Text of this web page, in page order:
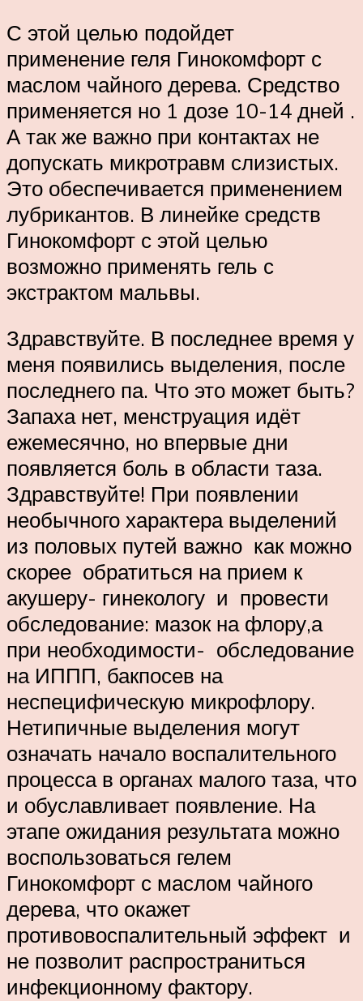
С этой целью подойдет
применение геля Гинокомфорт с
маслом чайного дерева. Средство
применяется но 1 дозе 10-14 дней .
А так же важно при контактах не
допускать микротравм слизистых.
Это обеспечивается применением
лубрикантов. В линейке средств
Гинокомфорт с этой целью
возможно применять гель с
экстрактом мальвы.
Здравствуйте. В последнее время у
меня появились выделения, после
последнего па. Что это может быть?
Запаха нет, менструация идёт
ежемесячно, но впервые дни
появляется боль в области таза.
Здравствуйте! При появлении
необычного характера выделений
из половых путей важно как можно
скорее обратиться на прием к
акушеру- гинекологу и провести
обследование: мазок на флору,а
при необходимости- обследование
на ИППП, бакпосев на
неспецифическую микрофлору.
Нетипичные выделения могут
означать начало воспалительного
процесса в органах малого таза, что
и обуславливает появление. На
этапе ожидания результата можно
воспользоваться гелем
Гинокомфорт с маслом чайного
дерева, что окажет
противовоспалительный эффект и
не позволит распространиться
инфекционному фактору.